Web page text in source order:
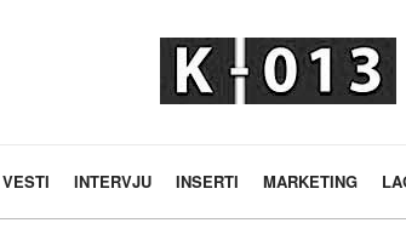
VESTI INTERVJU INSERTI MARKETING